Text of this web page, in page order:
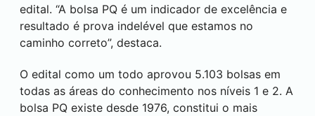
edital. “A bolsa PQ é um indicador de excelência e
resultado é prova indelével que estamos no
caminho correto”, destaca.
O edital como um todo aprovou 5.103 bolsas em
todas as áreas do conhecimento nos níveis 1 e 2. A
bolsa PQ existe desde 1976, constitui o mais